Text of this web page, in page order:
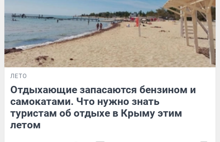
ЛЕТО
Отдыхающие запасаются бензином и
самокатами. Что нужно знать
туристам об отдыхе в Крыму этим
летом